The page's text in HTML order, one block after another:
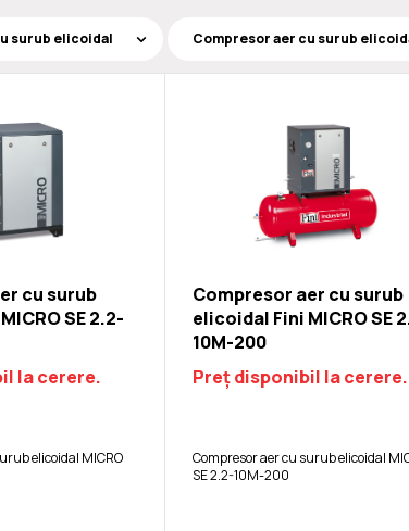
cu surub
SE 2.2-
la cerere.
elicoidal MICRO
Compresor aer cu surub
elicoidal Fini MICRO SE
10M-200
Preț disponibil la cerere.
Compresor aer cu surub elicoidal
SE 2.2-10M-200